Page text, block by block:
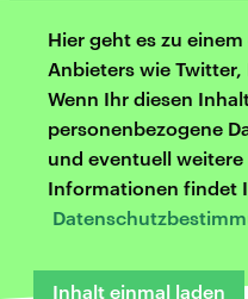
Hier geht es zu
Anbieters wie
Wenn Ihr diesen
personenbezogene
und eventuell
Informationen findet
Inhalt einmal laden